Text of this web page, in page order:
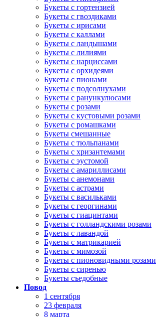
Букеты с гортензией
Букеты с гвоздиками
Букеты с ирисами
Букеты с каллами
Букеты с ландышами
Букеты с лилиями
Букеты с нарциссами
Букеты с орхидеями
Букеты с пионами
Букеты с подсолнухами
Букеты с ранункулюсами
Букеты с розами
Букеты с кустовыми розами
Букеты с ромашками
Букеты смешанные
Букеты с тюльпанами
Букеты с хризантемами
Букеты с эустомой
Букеты с амариллисами
Букеты с анемонами
Букеты с астрами
Букеты с васильками
Букеты с георгинами
Букеты с гиацинтами
Букеты с голландскими розами
Букеты с лавандой
Букеты с матрикарией
Букеты с мимозой
Букеты с пионовидными розами
Букеты с сиренью
Букеты съедобные
Повод
1 сентября
23 февраля
8 марта